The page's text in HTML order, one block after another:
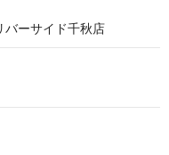
バーサイド千秋店